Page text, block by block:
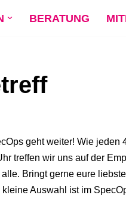
BERATUNG
geht weiter! Wie jeden
treffen wir uns auf der
Bringt gerne eure
Auswahl ist im